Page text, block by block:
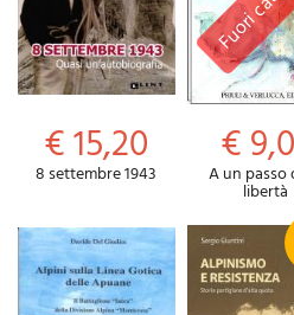
€ 15,20
8 settembre 1943
€
A un passo
libertà